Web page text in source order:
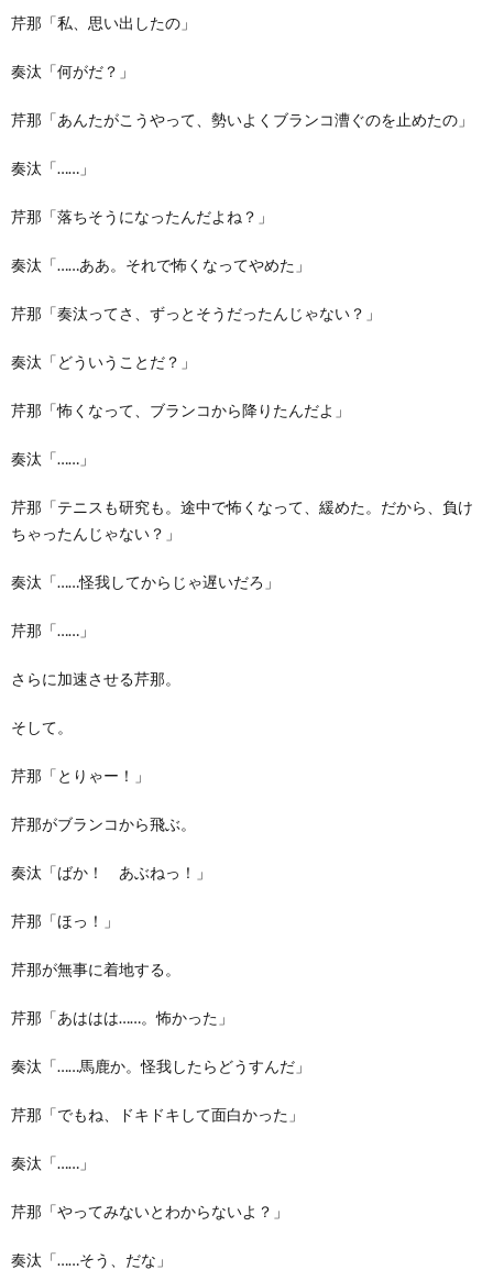
芹那「私、思い出したの」
奏汰「何がだ？」
芹那「あんたがこうやって、勢いよくブランコ漕ぐのを止めたの」
奏汰「……」
芹那「落ちそうになったんだよね？」
奏汰「……ああ。それで怖くなってやめた」
芹那「奏汰ってさ、ずっとそうだったんじゃない？」
奏汰「どういうことだ？」
芹那「怖くなって、ブランコから降りたんだよ」
奏汰「……」
芹那「テニスも研究も。途中で怖くなって、緩めた。だから、負け
ちゃったんじゃない？」
奏汰「……怪我してからじゃ遅いだろ」
芹那「……」
さらに加速させる芹那。
そして。
芹那「とりゃー！」
芹那がブランコから飛ぶ。
奏汰「ばか！ あぶねっ！」
芹那「ほっ！」
芹那が無事に着地する。
芹那「あははは……。怖かった」
奏汰「……馬鹿か。怪我したらどうすんだ」
芹那「でもね、ドキドキして面白かった」
奏汰「……」
芹那「やってみないとわからないよ？」
奏汰「……そう、だな」